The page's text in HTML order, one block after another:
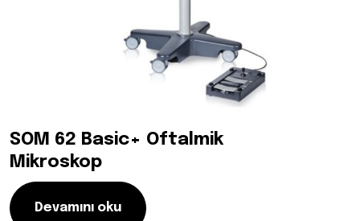
SOM 62 Basic+ Oftalmik
Mikroskop
Devamını oku